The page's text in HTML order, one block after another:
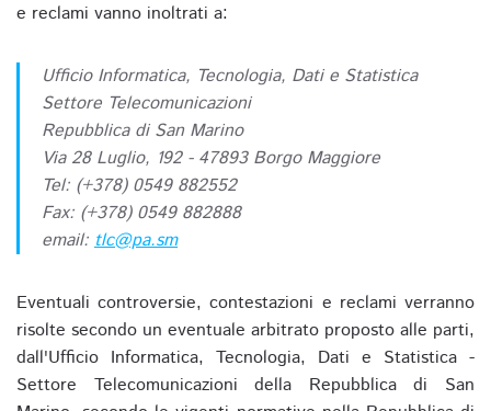
e reclami vanno inoltrati a:
Ufficio Informatica, Tecnologia, Dati e Statistica
Settore Telecomunicazioni
Repubblica di San Marino
Via 28 Luglio, 192 - 47893 Borgo Maggiore
Tel: (+378) 0549 882552
Fax: (+378) 0549 882888
email: tlc@pa.sm
Eventuali controversie, contestazioni e reclami verranno
risolte secondo un eventuale arbitrato proposto alle parti,
dall'Ufficio Informatica, Tecnologia, Dati e Statistica -
Settore Telecomunicazioni della Repubblica di San